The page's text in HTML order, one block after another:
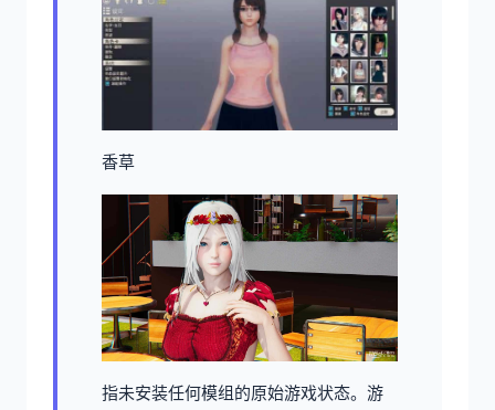
香草
指未安装任何模组的原始游戏状态。游